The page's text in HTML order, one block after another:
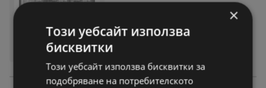
×
Този уебсайт използва
бисквитки
Този уебсайт използва бисквитки за
подобряване на потребителското